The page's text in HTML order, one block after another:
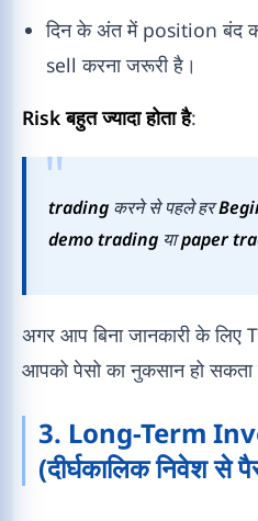
दिन के अंत में position बंद
sell करना जरूरी है।
Risk बहुत ज्यादा होता है:
trading करने से पहले हर
demo trading याpaper
अगर आप बिना जानकारी के
आपको पेसो का नुकसान हो सकता
3. Long-Term
(दीर्घकालिक निवेश से